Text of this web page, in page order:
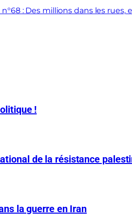
: Des millions dans les rues,
!
de la résistance
la guerre en Iran